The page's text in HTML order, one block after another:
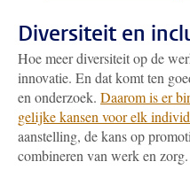
Diversiteit en
Hoe meer diversiteit op de
innovatie. En dat komt ten
en onderzoek. Daarom is er
gelijke kansen voor elk
aanstelling, de kans op
combineren van werk en